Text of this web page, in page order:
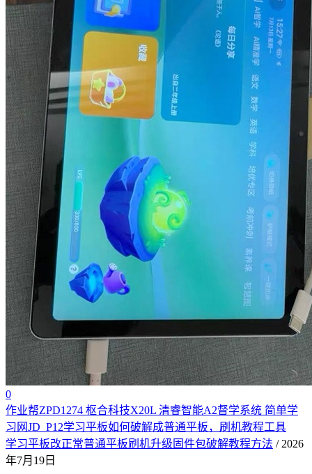
0
作业帮ZPD1274 枢合科技X20L 清睿智能A2督学系统 简单学
习网JD_P12学习平板如何破解成普通平板，刷机教程工具
学习平板改正常普通平板刷机升级固件包破解教程方法 / 2026
年7月19日